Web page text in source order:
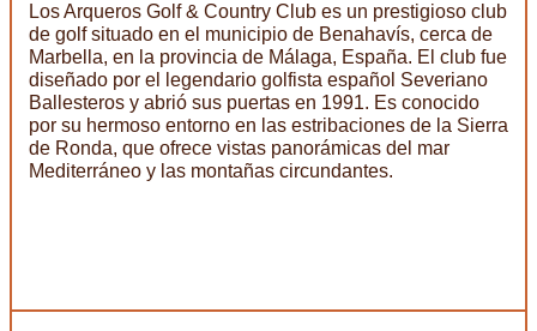
Los Arqueros Golf & Country Club es un prestigioso club
de golf situado en el municipio de Benahavís, cerca de
Marbella, en la provincia de Málaga, España. El club fue
diseñado por el legendario golfista español Severiano
Ballesteros y abrió sus puertas en 1991. Es conocido
por su hermoso entorno en las estribaciones de la Sierra
de Ronda, que ofrece vistas panorámicas del mar
Mediterráneo y las montañas circundantes.